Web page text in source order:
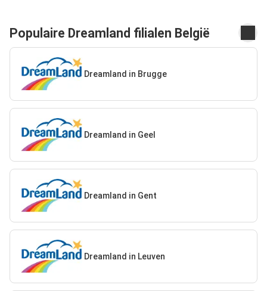
Populaire Dreamland filialen België
Dreamland in Brugge
Dreamland in Geel
Dreamland in Gent
Dreamland in Leuven